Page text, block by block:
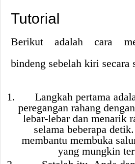
Tutorial
Berikut adalah cara
bindeng sebelah kiri secara
Langkah pertama
peregangan rahang
lebar-lebar dan menarik
selama beberapa
membantu membuka
yang mungkin